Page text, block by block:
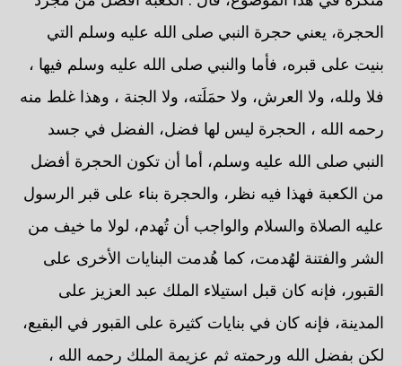
الحجرة، يعني حجرة النبي صلى الله عليه وسلم التي
بنيت على قبره، فأما والنبي صلى الله عليه وسلم فيها ،
فلا ولله، ولا العرش، ولا حمَلَته، ولا الجنة ، وهذا غلط منه
رحمه الله ، الحجرة ليس لها فضل، الفضل في جسد
النبي صلى الله عليه وسلم، أما أن تكون الحجرة أفضل
من الكعبة فهذا فيه نظر، والحجرة بناء على قبر الرسول
عليه الصلاة والسلام والواجب أن تُهدم، لولا ما خيف من
الشر والفتنة لهُدمت، كما هُدمت البنايات الأخرى على
القبور، فإنه كان قبل استيلاء الملك عبد العزيز على
المدينة، فإنه كان في بنايات كثيرة على القبور في البقيع،
لكن بفضل الله ورحمته ثم عزيمة الملك رحمه الله ،